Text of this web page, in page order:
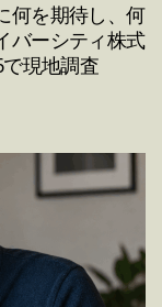
何を期待し、何
バーシティ株式
現地調査